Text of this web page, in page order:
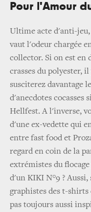
Pour l'Amour
Ultime acte d'anti-
vaut l'odeur chargée
collector. Si on est en
crasses du polyester,
susciterez davantage
d'anecdotes cocasses
Hellfest. A l'inverse,
d'une ex-vedette qui
entre fast food et
regard en coin de la
extrémistes du
d'un KIKI N°9 ?
graphistes des t-
pas toujours aussi